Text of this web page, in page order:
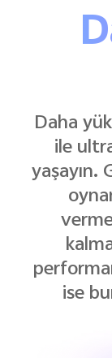
Daha
ile
yaşayın.
ise